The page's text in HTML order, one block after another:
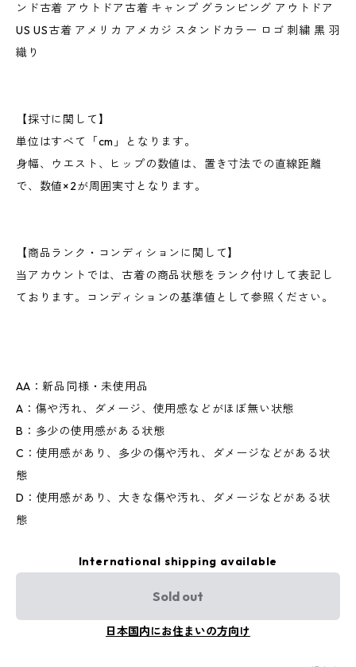
ンド古着 アウトドア古着 キャンプ グランピング アウトドア
US US古着 アメリカ アメカジ スタンドカラー ロゴ 刺繍 黒 羽
織り
【採寸に関して】
単位はすべて「cm」となります。
身幅、ウエスト、ヒップの数値は、置き寸法での直線距離
で、数値×2が周囲実寸となります。
【商品ランク・コンディションに関して】
当アカウントでは、古着の商品状態をランク付けして表記し
ております。コンディションの基準値として参照ください。
AA：新品同様・未使用品
A：傷や汚れ、ダメージ、使用感などがほぼ無い状態
B：多少の使用感がある状態
C：使用感があり、多少の傷や汚れ、ダメージなどがある状
態
D：使用感があり、大きな傷や汚れ、ダメージなどがある状
態
International shipping available
Sold out
日本国内にお住まいの方向け